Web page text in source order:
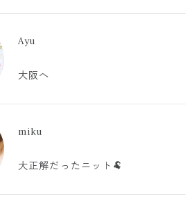
Ayu
大阪へ
miku
大正解だったニット🐏